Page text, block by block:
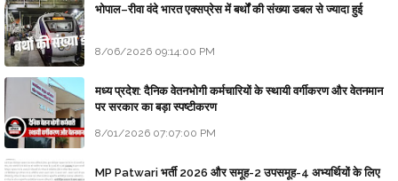
भोपाल–रीवा वंदे भारत एक्सप्रेस में बर्थों की संख्या डबल से ज्यादा हुई
8/06/2026 09:14:00 PM
मध्य प्रदेश: दैनिक वेतनभोगी कर्मचारियों के स्थायी वर्गीकरण और वेतनमान
पर सरकार का बड़ा स्पष्टीकरण
8/01/2026 07:07:00 PM
MP Patwari भर्ती 2026 और समूह-2 उपसमूह-4 अभ्यर्थियों के लिए